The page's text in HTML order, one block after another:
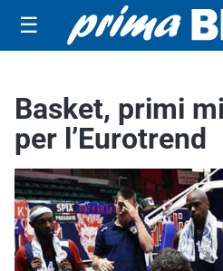
☰
Basket, primi
per l’Eurotrend